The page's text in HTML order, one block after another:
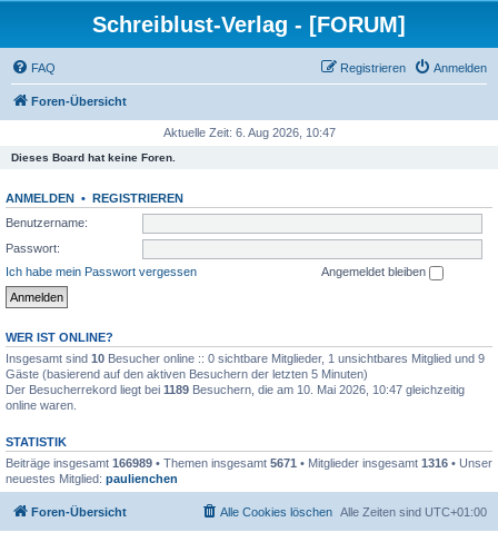
Schreiblust-Verlag - [FORUM]
FAQ Anmelden
Registrieren
Foren-Übersicht
Aktuelle Zeit: 6. Aug 2026, 10:47
Dieses Board hat keine Foren.
ANMELDEN • REGISTRIEREN
Benutzername:
Passwort:
Ich habe mein Passwort vergessen
Angemeldet bleiben
WER IST ONLINE?
Insgesamt sind 10 Besucher online :: 0 sichtbare Mitglieder, 1 unsichtbares Mitglied und 9
Gäste (basierend auf den aktiven Besuchern der letzten 5 Minuten)
Der Besucherrekord liegt bei 1189 Besuchern, die am 10. Mai 2026, 10:47 gleichzeitig
online waren.
STATISTIK
Beiträge insgesamt 166989 • Themen insgesamt 5671 • Mitglieder insgesamt 1316 • Unser
neuestes Mitglied: paulienchen
Foren-Übersicht Alle Zeiten sind UTC+01:00
Alle Cookies löschen